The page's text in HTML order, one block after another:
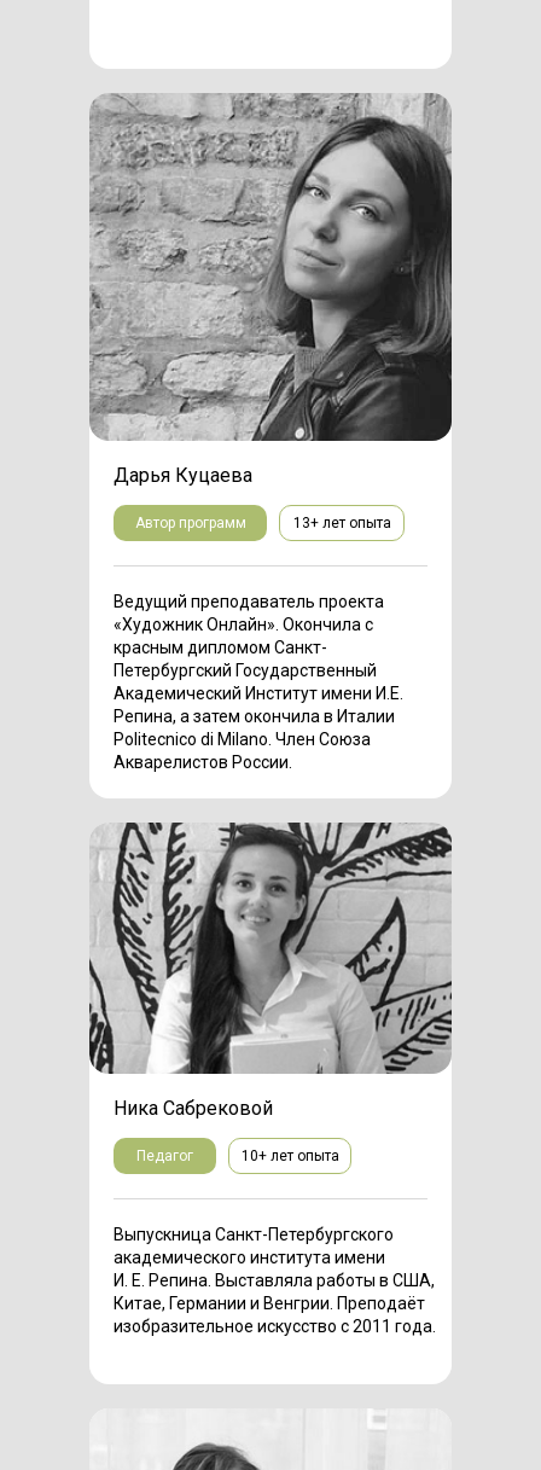
Педагог 10+ лет опыта
Ника Сабрековой
Выпускница Санкт-Петербургского
академического института имени
И. Е. Репина. Выставляла работы в США,
Китае, Германии и Венгрии. Преподаёт
изобразительное искусство с 2011 года.
13+ лет опыта
Автор программ
Дарья Куцаева
Ведущий преподаватель проекта
«Художник Онлайн». Окончила с
красным дипломом Санкт-
Петербургский Государственный
Академический Институт имени И.Е.
Репина, а затем окончила в Италии
Politecnico di Milano. Член Союза
Акварелистов России.